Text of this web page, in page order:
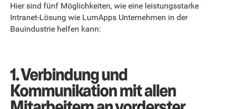
Hier sind fünf Möglichkeiten, wie eine leistungsstarke
Intranet-Lösung wie LumApps Unternehmen in der
Bauindustrie helfen kann:
1. Verbindung und
Kommunikation mit allen